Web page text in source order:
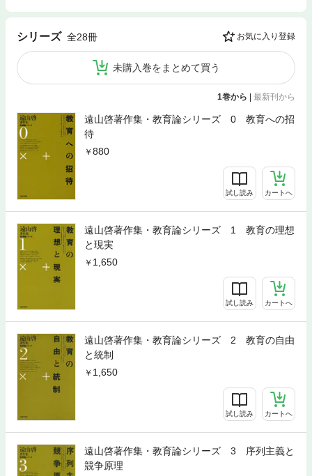
シリーズ 全28冊 お気に入り登録
未購入巻をまとめて買う
1巻から 最新刊から
遠山啓著作集・教育論シリーズ 0 教育への招
待
880
試し読み カートへ
遠山啓著作集・教育論シリーズ 1 教育の理想
と現実
1,650
試し読み カートへ
遠山啓著作集・教育論シリーズ 2 教育の自由
と統制
1,650
試し読み カートへ
遠山啓著作集・教育論シリーズ 3 序列主義と
競争原理